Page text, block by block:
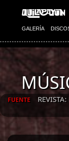
GALERÍA
FUENTE